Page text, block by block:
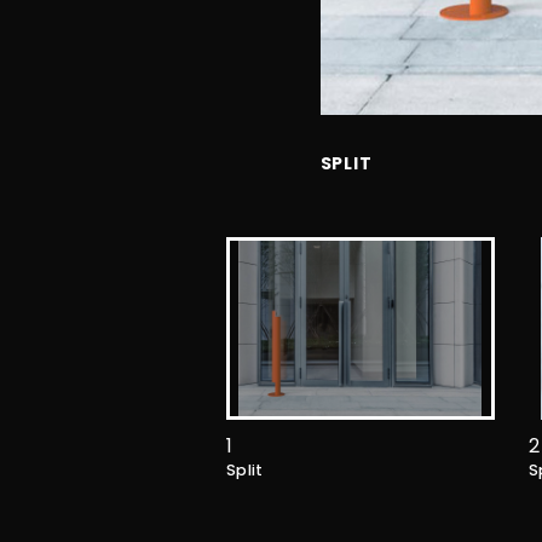
SPLIT
1
Split
2